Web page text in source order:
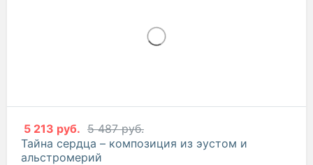
5 213 руб. 5 487 руб.
Тайна сердца – композиция из эустом и
альстромерий